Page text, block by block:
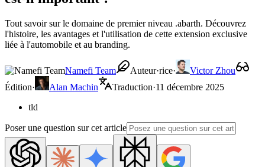
Tout savoir sur le domaine de premier niveau .abarth. Découvrez
l'histoire, les avantages et l'utilisation de cette extension exclusive
liée à l'automobile et au branding.
Namefi Team Auteur·rice·
Victor Zhou
Édition· Alan Machin Traduction·11 décembre 2025
tld
Poser une question sur cet article